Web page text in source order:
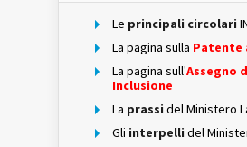
Le principali circolari
La pagina sulla Patente
La pagina sull'Assegno
Inclusione
La prassi del Ministero
Gli interpelli del